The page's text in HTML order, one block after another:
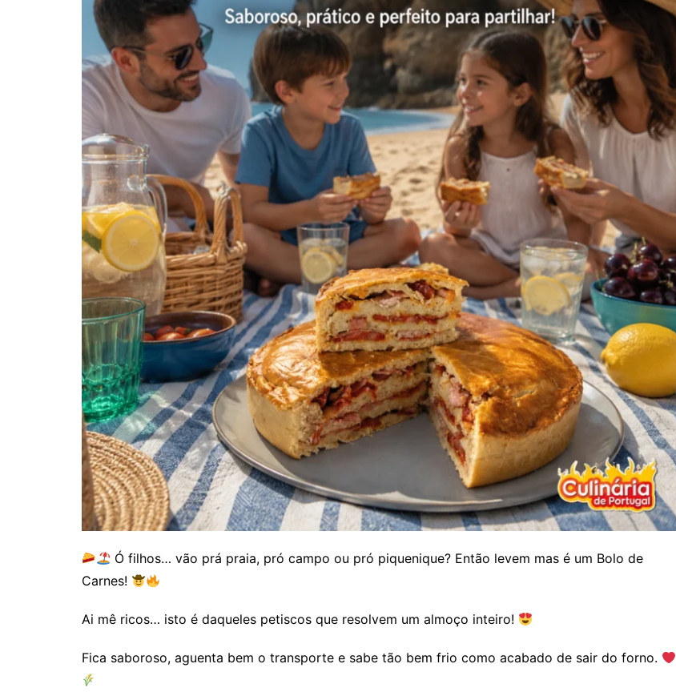
Ó filhos… vão prá praia, pró campo ou pró piquenique? Então levem mas é um Bolo de
Carnes!
Ai mê ricos… isto é daqueles petiscos que resolvem um almoço inteiro!
Fica saboroso, aguenta bem o transporte e sabe tão bem frio como acabado de sair do forno.